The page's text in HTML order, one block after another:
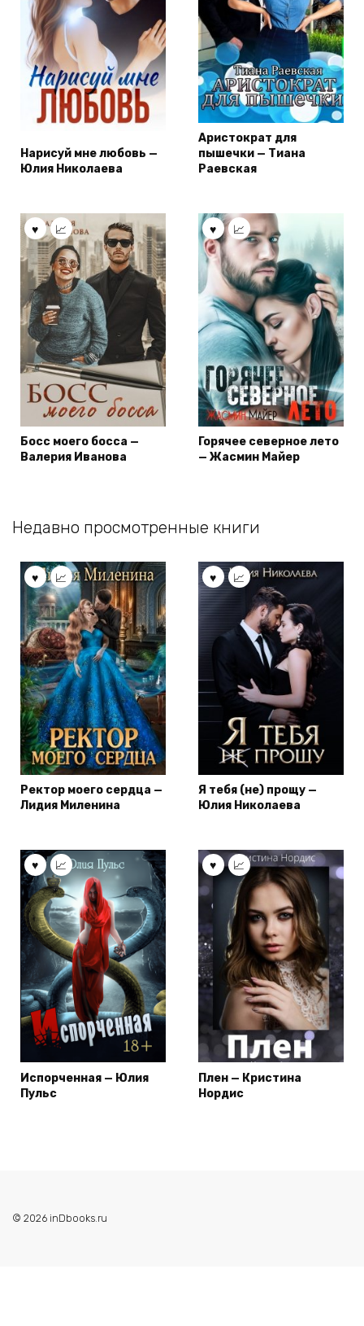
Нарисуй мне любовь —
Юлия Николаева
Аристократ для
пышечки — Тиана
Раевская
Босс моего босса —
Валерия Иванова
Горячее северное лето
— Жасмин Майер
Недавно просмотренные книги
Ректор моего сердца —
Лидия Миленина
Я тебя (не) прощу —
Юлия Николаева
Испорченная — Юлия
Пульс
Плен — Кристина
Нордис
© 2026 inDbooks.ru